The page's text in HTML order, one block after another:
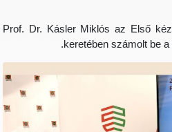
Prof. Dr. Kásler Miklós az
keretében